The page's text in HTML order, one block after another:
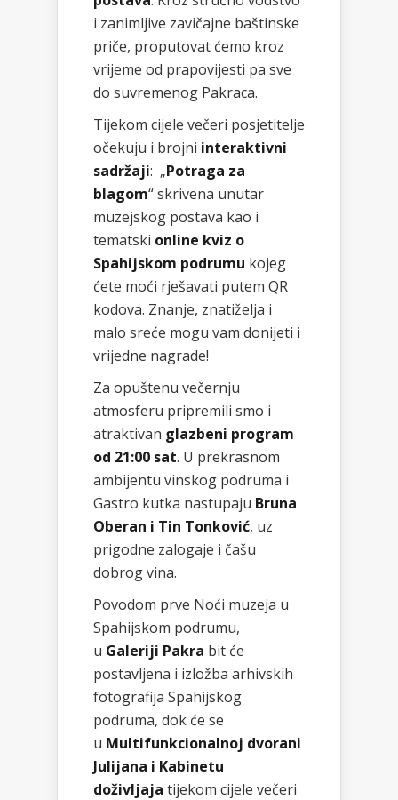
i zanimljive zavičajne baštinske
priče, proputovat ćemo kroz
vrijeme od prapovijesti pa sve
do suvremenog Pakraca.
Tijekom cijele večeri posjetitelje
očekuju i brojni interaktivni
sadržaji: „Potraga za
blagom“ skrivena unutar
muzejskog postava kao i
tematski online kviz o
Spahijskom podrumu kojeg
ćete moći rješavati putem QR
kodova. Znanje, znatiželja i
malo sreće mogu vam donijeti i
vrijedne nagrade!
Za opuštenu večernju
atmosferu pripremili smo i
atraktivan glazbeni program
od 21:00 sat. U prekrasnom
ambijentu vinskog podruma i
Gastro kutka nastupaju Bruna
Oberan i Tin Tonković, uz
prigodne zalogaje i čašu
dobrog vina.
Povodom prve Noći muzeja u
Spahijskom podrumu,
u Galeriji Pakra bit će
postavljena i izložba arhivskih
fotografija Spahijskog
podruma, dok će se
u Multifunkcionalnoj dvorani
Julijana i Kabinetu
doživljaja tijekom cijele večeri